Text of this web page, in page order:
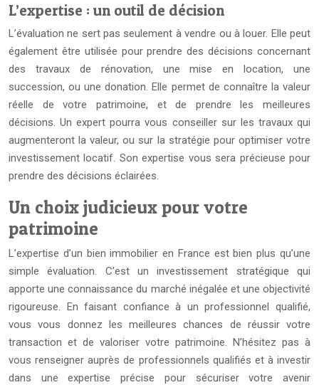
L’expertise : un outil de décision
L’évaluation ne sert pas seulement à vendre ou à louer. Elle peut
également être utilisée pour prendre des décisions concernant
des travaux de rénovation, une mise en location, une
succession, ou une donation. Elle permet de connaître la valeur
réelle de votre patrimoine, et de prendre les meilleures
décisions. Un expert pourra vous conseiller sur les travaux qui
augmenteront la valeur, ou sur la stratégie pour optimiser votre
investissement locatif. Son expertise vous sera précieuse pour
prendre des décisions éclairées.
Un choix judicieux pour votre
patrimoine
L’expertise d’un bien immobilier en France est bien plus qu’une
simple évaluation. C’est un investissement stratégique qui
apporte une connaissance du marché inégalée et une objectivité
rigoureuse. En faisant confiance à un professionnel qualifié,
vous vous donnez les meilleures chances de réussir votre
transaction et de valoriser votre patrimoine. N’hésitez pas à
vous renseigner auprès de professionnels qualifiés et à investir
dans une expertise précise pour sécuriser votre avenir